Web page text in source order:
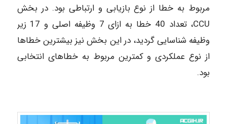
مربوط به خطا از نوع بازیابی و ارتباطی بود. در بخش
CCU، تعداد 40 خطا به ازای 7 وظیفه اصلی و 17 زیر
وظیفه شناسایی گردید، در این بخش نیز بیشترین خطاها
از نوع عملکردی و کمترین مربوط به خطاهای انتخابی
بود.